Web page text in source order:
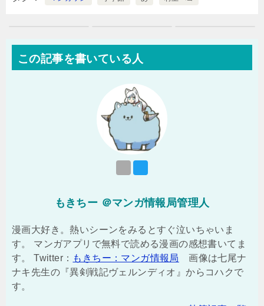
この記事を書いている人
もきちー ＠マンガ情報局管理人
漫画大好き。熱いシーンをみるとすぐ泣いちゃいま
す。 マンガアプリで無料で読める漫画の感想書いてま
す。 Twitter： もきちー：マンガ情報局
画像は七尾ナ
ナキ先生の『異剣戦記ヴェルンディオ』からコハクで
す。